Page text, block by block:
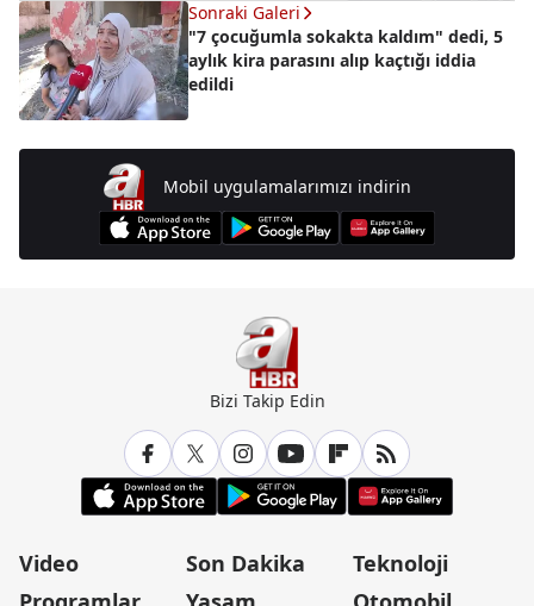
Sonraki Galeri
"7 çocuğumla sokakta kaldım" dedi, 5
aylık kira parasını alıp kaçtığı iddia
edildi
Mobil uygulamalarımızı indirin
Bizi Takip Edin
Video
Son Dakika
Teknoloji